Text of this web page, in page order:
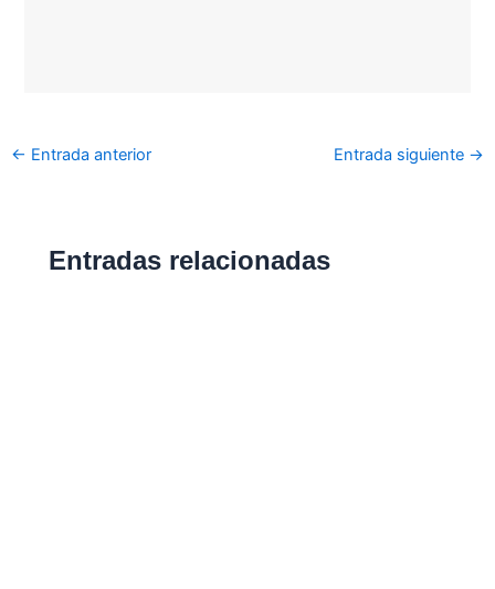
← Entrada anterior Entrada siguiente →
Entradas relacionadas